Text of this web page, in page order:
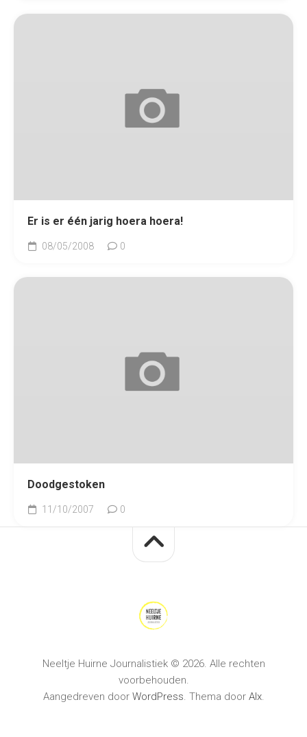
Er is er één jarig hoera hoera!
08/05/2008 0
Doodgestoken
11/10/2007 0
Neeltje Huirne Journalistiek © 2026. Alle rechten
voorbehouden.
Aangedreven door WordPress. Thema door Alx.